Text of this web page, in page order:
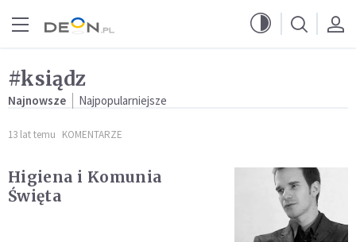
#ksiądz
Najnowsze Najpopularniejsze
13 lat temu KOMENTARZE
Higiena i Komunia
Święta